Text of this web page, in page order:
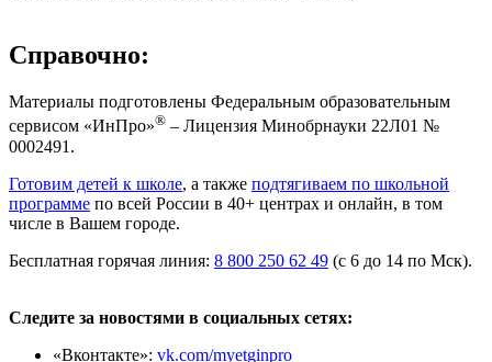
Справочно:
Материалы подготовлены Федеральным образовательным
сервисом «ИнПро»® – Лицензия Минобрнауки 22Л01 №
0002491.
Готовим детей к школе, а также подтягиваем по школьной
программе по всей России в 40+ центрах и онлайн, в том
числе в Вашем городе.
Бесплатная горячая линия: 8 800 250 62 49 (с 6 до 14 по Мск).
Следите за новостями в социальных сетях:
«Вконтакте»: vk.com/myetginpro